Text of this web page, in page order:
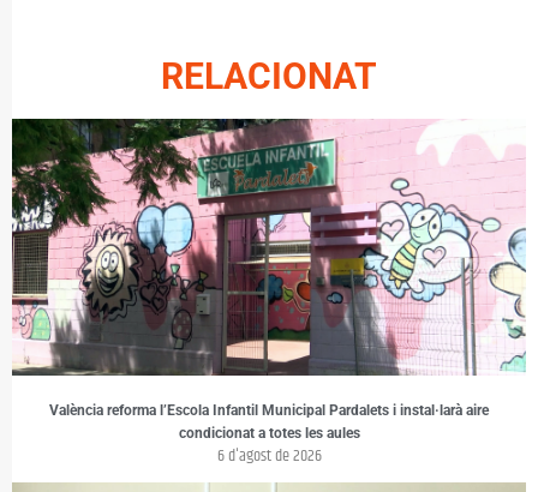
RELACIONAT
València reforma l’Escola Infantil Municipal Pardalets i instal·larà aire
condicionat a totes les aules
6 d'agost de 2026